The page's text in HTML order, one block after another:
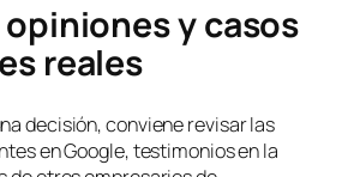
opiniones y casos
reales
decisión, conviene revisar las
en Google, testimonios en la